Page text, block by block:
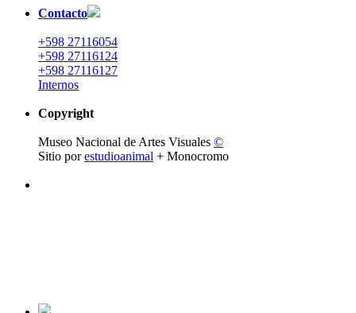
Contacto
+598 27116054
+598 27116124
+598 27116127
Internos
Copyright
Museo Nacional de Artes Visuales ©
Sitio porestudioanimal + Monocromo